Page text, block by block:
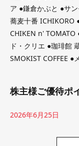
ア ●鎌倉かぶと ●サ
蕎麦十番 ICHIKORO
CHIKEN n' TOMATO
ド・クリエ ●珈琲館
SMOKIST COFFEE
株主様ご優待ポ
2026年6月25日